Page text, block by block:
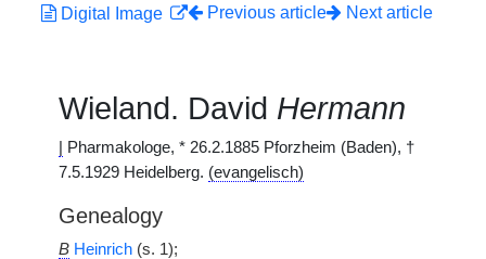
Digital Image
Previous article Next article
Wieland. David Hermann
Pharmakologe, * 26.2.1885 Pforzheim (Baden), †
7.5.1929 Heidelberg. (evangelisch)
Genealogy
B Heinrich (s. 1);